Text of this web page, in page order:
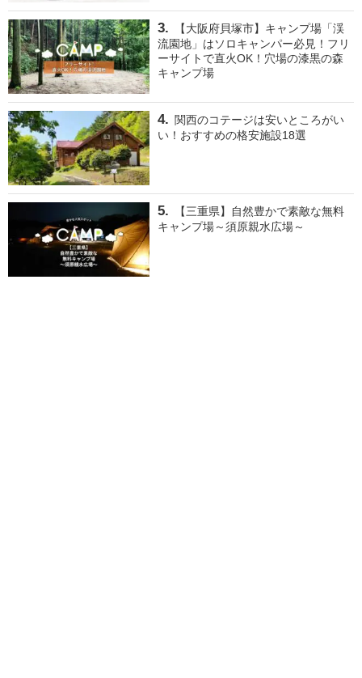
【大阪府貝塚市】キャンプ場「渓
流園地」はソロキャンパー必見！フリ
ーサイトで直火OK！穴場の漆黒の森
キャンプ場
関西のコテージは安いところがい
い！おすすめの格安施設18選
【三重県】自然豊かで素敵な無料
キャンプ場～須原親水広場～